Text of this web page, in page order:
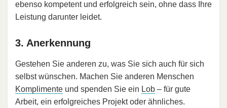
ebenso kompetent und erfolgreich sein, ohne dass Ihre
Leistung darunter leidet.
3. Anerkennung
Gestehen Sie anderen zu, was Sie sich auch für sich
selbst wünschen. Machen Sie anderen Menschen
Komplimente und spenden Sie ein Lob – für gute
Arbeit, ein erfolgreiches Projekt oder ähnliches.